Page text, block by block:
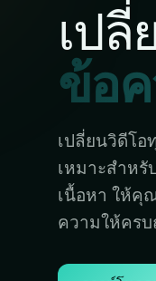
เปลี่
ข้อ
เปลี่ยนวิดีโ
เหมาะสำห
เนื้อหา ให้คุ
ความให้คร